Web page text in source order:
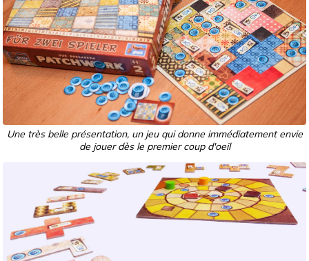
Une très belle présentation, un jeu qui donne immédiatement envie
de jouer dès le premier coup d'oeil